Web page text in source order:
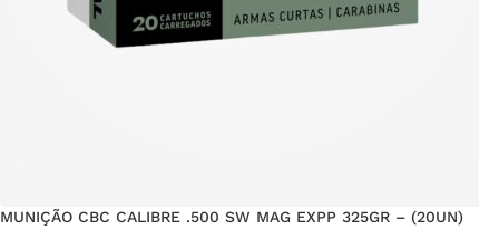
MUNIÇÃO CBC CALIBRE .500 SW MAG EXPP 325GR – (20UN)